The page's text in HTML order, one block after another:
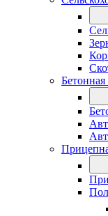
Бетонная